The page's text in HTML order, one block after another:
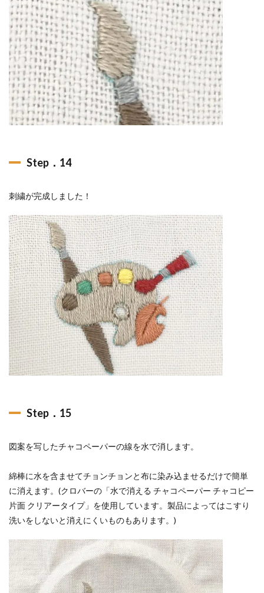
Step．14
刺繍が完成しました！
Step．15
図案を写したチャコペーパーの線を水で消します。
綿棒に水を含ませてチョンチョンと布に染み込ませるだけで簡単
に消えます。(クロバーの「水で消える チャコペーパー チャコピー
片面 クリアータイプ」を使用しています。製品によってはこすり
洗いをしないと消えにくいものもあります。)